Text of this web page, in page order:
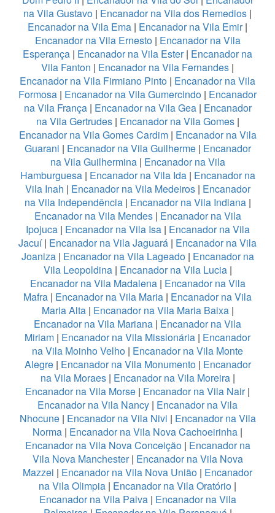
na Vila Gustavo | Encanador na Vila dos Remedios |
Encanador na Vila Ema | Encanador na Vila Emir|
Encanador na Vila Ernesto| Encanador na Vila
Esperança | Encanador na Vila Ester| Encanador na
Vila Fanton | Encanador na Vila Fernandes |
Encanador na Vila Firmiano Pinto | Encanador na Vila
Formosa | Encanador na Vila Gumercindo | Encanador
na Vila França| Encanador na Vila Gea| Encanador
na Vila Gertrudes| Encanador na Vila Gomes|
Encanador na Vila Gomes Cardim| Encanador na Vila
Guarani | Encanador na Vila Guilherme| Encanador
na Vila Guilhermina| Encanador na Vila
Hamburguesa| Encanador na Vila Ida| Encanador na
Vila Inah | Encanador na Vila Medeiros| Encanador
na Vila Independência| Encanador na Vila Indiana|
Encanador na Vila Mendes| Encanador na Vila
Ipojuca| Encanador na Vila Isa| Encanador na Vila
Jacuí| Encanador na Vila Jaguará | Encanador na Vila
Joaniza| Encanador na Vila Lageado| Encanador na
Vila Leopoldina| Encanador na Vila Lucia|
Encanador na Vila Madalena| Encanador na Vila
Mafra | Encanador na Vila Maria | Encanador na Vila
Maria Alta| Encanador na Vila Maria Baixa|
Encanador na Vila Mariana | Encanador na Vila
Miriam | Encanador na Vila Missionária | Encanador
na Vila Moinho Velho | Encanador na Vila Monte
Alegre| Encanador na Vila Monumento| Encanador
na Vila Moraes| Encanador na Vila Moreira|
Encanador na Vila Morse | Encanador na Vila Nair|
Encanador na Vila Nancy | Encanador na Vila
Nhocune| Encanador na Vila Nivi | Encanador na Vila
Norma | Encanador na Vila Nova Cachoeirinha |
Encanador na Vila Nova Conceição| Encanador na
Vila Nova Manchester| Encanador na Vila Nova
Mazzei | Encanador na Vila Nova União | Encanador
na Vila Olimpia | Encanador na Vila Oratório |
Encanador na Vila Paiva| Encanador na Vila